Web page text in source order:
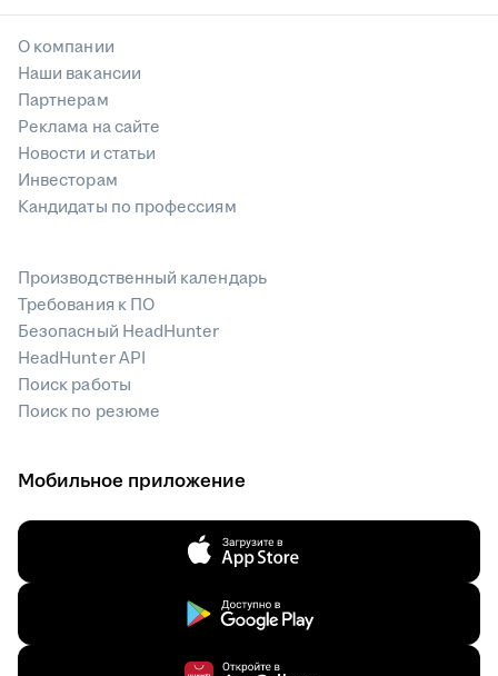
О компании
Наши вакансии
Партнерам
Реклама на сайте
Новости и статьи
Инвесторам
Кандидаты по профессиям
Производственный календарь
Требования к ПО
Безопасный HeadHunter
HeadHunter API
Поиск работы
Поиск по резюме
Мобильное приложение